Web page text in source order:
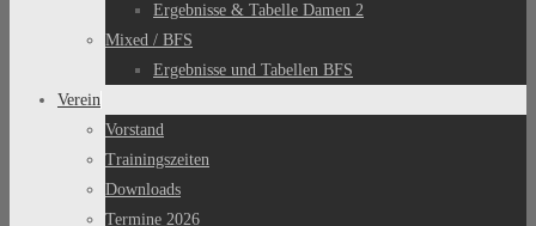
Ergebnisse & Tabelle Damen 2
Mixed / BFS
Ergebnisse und Tabellen BFS
Verein
Vorstand
Trainingszeiten
Downloads
Termine 2026